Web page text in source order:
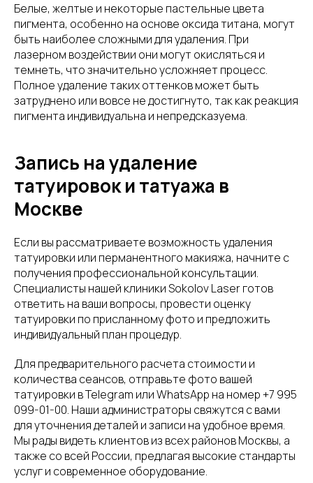
Белые, желтые и некоторые пастельные цвета
пигмента, особенно на основе оксида титана, могут
быть наиболее сложными для удаления. При
лазерном воздействии они могут окисляться и
темнеть, что значительно усложняет процесс.
Полное удаление таких оттенков может быть
затруднено или вовсе не достигнуто, так как реакция
пигмента индивидуальна и непредсказуема.
Запись на удаление
татуировок и татуажа в
Москве
Если вы рассматриваете возможность удаления
татуировки или перманентного макияжа, начните с
получения профессиональной консультации.
Специалисты нашей клиники Sokolov Laser готов
ответить на ваши вопросы, провести оценку
татуировки по присланному фото и предложить
индивидуальный план процедур.
Для предварительного расчета стоимости и
количества сеансов, отправьте фото вашей
татуировки в Telegram или WhatsApp на номер +7 995
099-01-00. Наши администраторы свяжутся с вами
для уточнения деталей и записи на удобное время.
Мы рады видеть клиентов из всех районов Москвы, а
также со всей России, предлагая высокие стандарты
услуг и современное оборудование.